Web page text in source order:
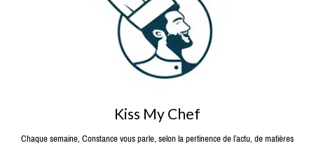
Kiss My Chef
Chaque semaine, Constance vous parle, selon la pertinence de l’actu, de matières